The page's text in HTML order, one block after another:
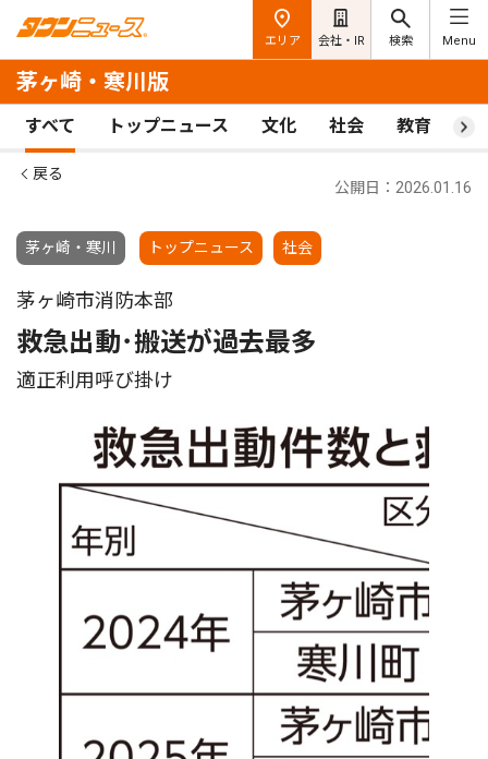
エリア 会社・IR 検索 Menu
茅ヶ崎・寒川版
すべて トップニュース 文化 社会 教育 ス
戻る
茅ヶ崎・寒川 トップニュース 社会
公開日：2026.01.16
茅ヶ崎市消防本部
救急出動･搬送が過去最多
適正利用呼び掛け